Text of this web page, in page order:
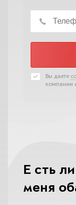
Вы даете
компании
Есть
меня